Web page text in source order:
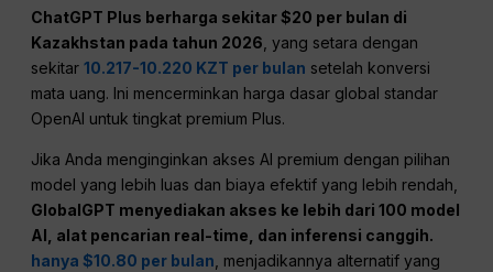
ChatGPT Plus berharga sekitar $20 per bulan di
Kazakhstan pada tahun 2026 , yang setara dengan
sekitar10.217-10.220 KZT per bulan setelah konversi
mata uang. Ini mencerminkan harga dasar global standar
OpenAI untuk tingkat premium Plus.
Jika Anda menginginkan akses AI premium dengan pilihan
model yang lebih luas dan biaya efektif yang lebih rendah,
GlobalGPT menyediakan akses ke lebih dari 100 model
AI, alat pencarian real-time, dan inferensi canggih.
hanya $10.80 per bulan , menjadikannya alternatif yang